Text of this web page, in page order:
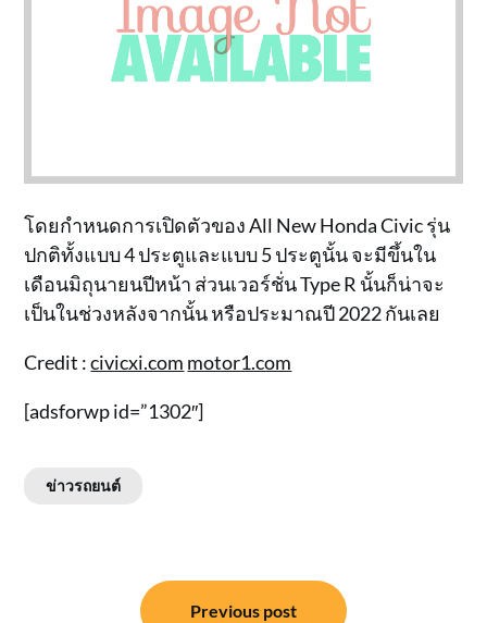
โดยกำหนดการเปิดตัวของ All New Honda Civic รุ่น
ปกติทั้งแบบ 4 ประตูและแบบ 5 ประตูนั้น จะมีขึ้นใน
เดือนมิถุนายนปีหน้า ส่วนเวอร์ชั่น Type R นั้นก็น่าจะ
เป็นในช่วงหลังจากนั้น หรือประมาณปี 2022 กันเลย
Credit :civicxi.com motor1.com
[adsforwp id=”1302″]
ข่าวรถยนต์
Previous post